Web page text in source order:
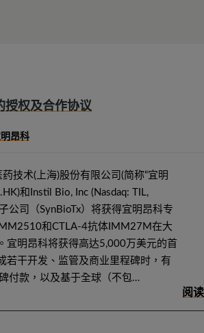
权及合作协议
昂科
技术(上海)股份有限公司(简称“宜明
和Instil Bio, Inc (Nasdaq: TIL,
公司（SynBioTx）将获得宜明昂科专
和CTLA-4抗体IMM27M在大
宜明昂科将获得高达5,000万美元的首
若干开发、监管及商业里程碑时，有
付款，以及基于全球（不包…